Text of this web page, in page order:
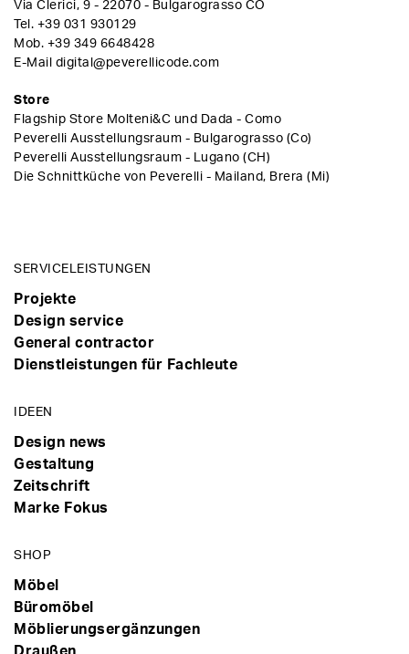
Via Clerici, 9 - 22070 - Bulgarograsso CO
Tel. +39 031 930129
Mob. +39 349 6648428
E-Mail digital@peverellicode.com
Store
Flagship Store Molteni&C und Dada - Como
Peverelli Ausstellungsraum - Bulgarograsso (Co)
Peverelli Ausstellungsraum - Lugano (CH)
Die Schnittküche von Peverelli - Mailand, Brera (Mi)
SERVICELEISTUNGEN
Projekte
Design service
General contractor
Dienstleistungen für Fachleute
IDEEN
Design news
Gestaltung
Zeitschrift
Marke Fokus
SHOP
Möbel
Büromöbel
Möblierungsergänzungen